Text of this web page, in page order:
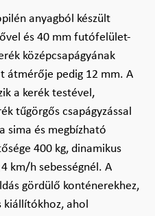
anyagból készült
és 40 mm futófelület-
középcsapágyának
átmérője pedig 12 mm. A
a kerék testével,
tűgörgős csapágyzással
sima és megbízható
400 kg, dinamikus
km/h sebességnél. A
gördülő konténerekhez,
ahol